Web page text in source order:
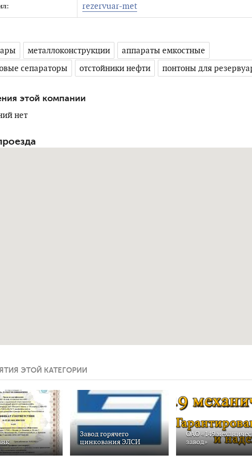
rezervuar-met
металлоконструкции
аппараты емкостные
сепараторы
отстойники нефти понтоны для
этой компании
нет
ЭТОЙ КАТЕГОРИИ
Завод горячего
цинкования ЭЛСИ
ОАО «149
завод»